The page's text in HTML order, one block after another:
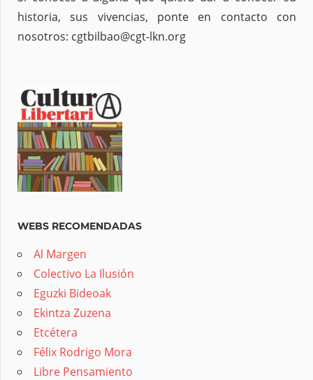
historia, sus vivencias, ponte en contacto con
nosotros: cgtbilbao@cgt-lkn.org
WEBS RECOMENDADAS
Al Margen
Colectivo La Ilusión
Eguzki Bideoak
Ekintza Zuzena
Etcétera
Félix Rodrigo Mora
Libre Pensamiento